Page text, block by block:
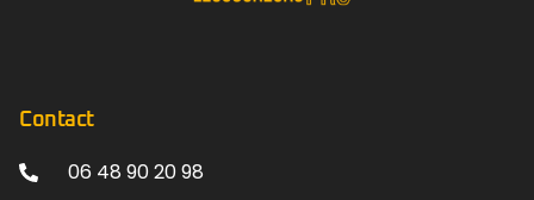
Contact
06 48 90 20 98